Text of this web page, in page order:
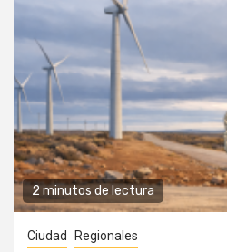
2 minutos de lectura
Ciudad Regionales